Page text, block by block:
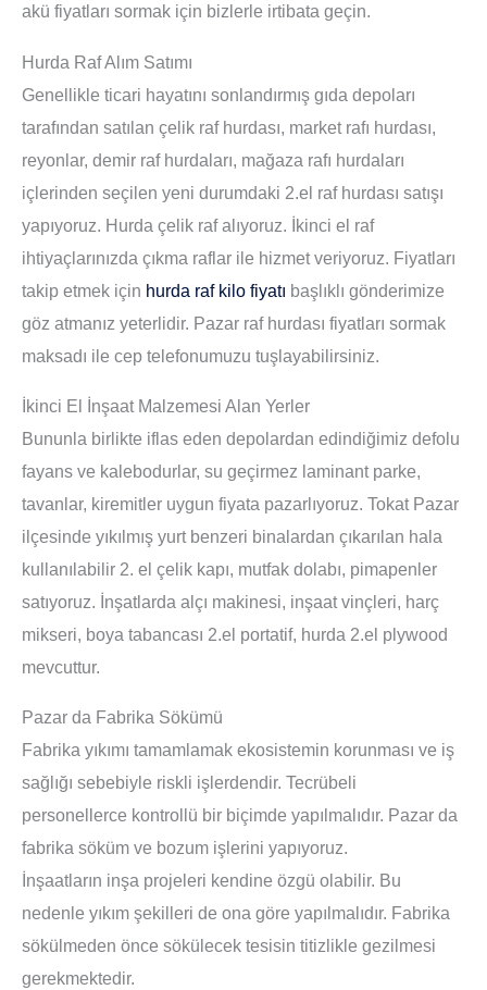
akü fiyatları sormak için bizlerle irtibata geçin.
Hurda Raf Alım Satımı
Genellikle ticari hayatını sonlandırmış gıda depoları
tarafından satılan çelik raf hurdası, market rafı hurdası,
reyonlar, demir raf hurdaları, mağaza rafı hurdaları
içlerinden seçilen yeni durumdaki 2.el raf hurdası satışı
yapıyoruz. Hurda çelik raf alıyoruz. İkinci el raf
ihtiyaçlarınızda çıkma raflar ile hizmet veriyoruz. Fiyatları
takip etmek için hurda raf kilo fiyatı başlıklı gönderimize
göz atmanız yeterlidir. Pazar raf hurdası fiyatları sormak
maksadı ile cep telefonumuzu tuşlayabilirsiniz.
İkinci El İnşaat Malzemesi Alan Yerler
Bununla birlikte iflas eden depolardan edindiğimiz defolu
fayans ve kalebodurlar, su geçirmez laminant parke,
tavanlar, kiremitler uygun fiyata pazarlıyoruz. Tokat Pazar
ilçesinde yıkılmış yurt benzeri binalardan çıkarılan hala
kullanılabilir 2. el çelik kapı, mutfak dolabı, pimapenler
satıyoruz. İnşatlarda alçı makinesi, inşaat vinçleri, harç
mikseri, boya tabancası 2.el portatif, hurda 2.el plywood
mevcuttur.
Pazar da Fabrika Sökümü
Fabrika yıkımı tamamlamak ekosistemin korunması ve iş
sağlığı sebebiyle riskli işlerdendir. Tecrübeli
personellerce kontrollü bir biçimde yapılmalıdır. Pazar da
fabrika söküm ve bozum işlerini yapıyoruz.
İnşaatların inşa projeleri kendine özgü olabilir. Bu
nedenle yıkım şekilleri de ona göre yapılmalıdır. Fabrika
sökülmeden önce sökülecek tesisin titizlikle gezilmesi
gerekmektedir.